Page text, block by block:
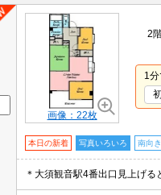
画像：22枚
2
1
本日の新着 写真いろいろ 南向き
＊大須観音駅4番出口見上げる